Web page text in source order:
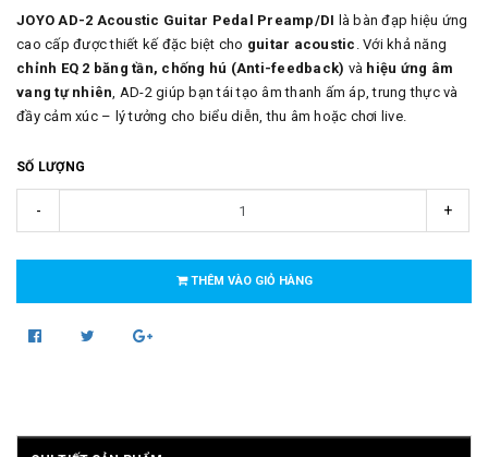
JOYO AD-2 Acoustic Guitar Pedal Preamp/DI là bàn đạp hiệu ứng
cao cấp được thiết kế đặc biệt cho guitar acoustic . Với khả năng
chỉnh EQ 2 băng tần, chống hú (Anti-feedback) và hiệu ứng âm
vang tự nhiên, AD-2 giúp bạn tái tạo âm thanh ấm áp, trung thực và
đầy cảm xúc – lý tưởng cho biểu diễn, thu âm hoặc chơi live.
SỐ LƯỢNG
- +
THÊM VÀO GIỎ HÀNG